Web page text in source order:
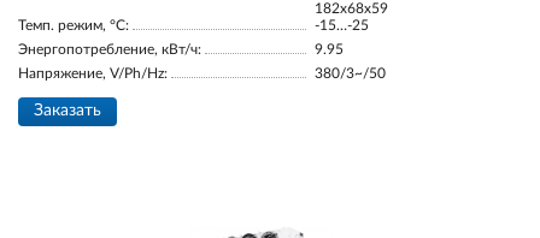
182х68х59
Темп. режим, °С:
-15…-25
Энергопотребление, кВт/ч:
9.95
Напряжение, V/Ph/Hz:
380/3~/50
Заказать